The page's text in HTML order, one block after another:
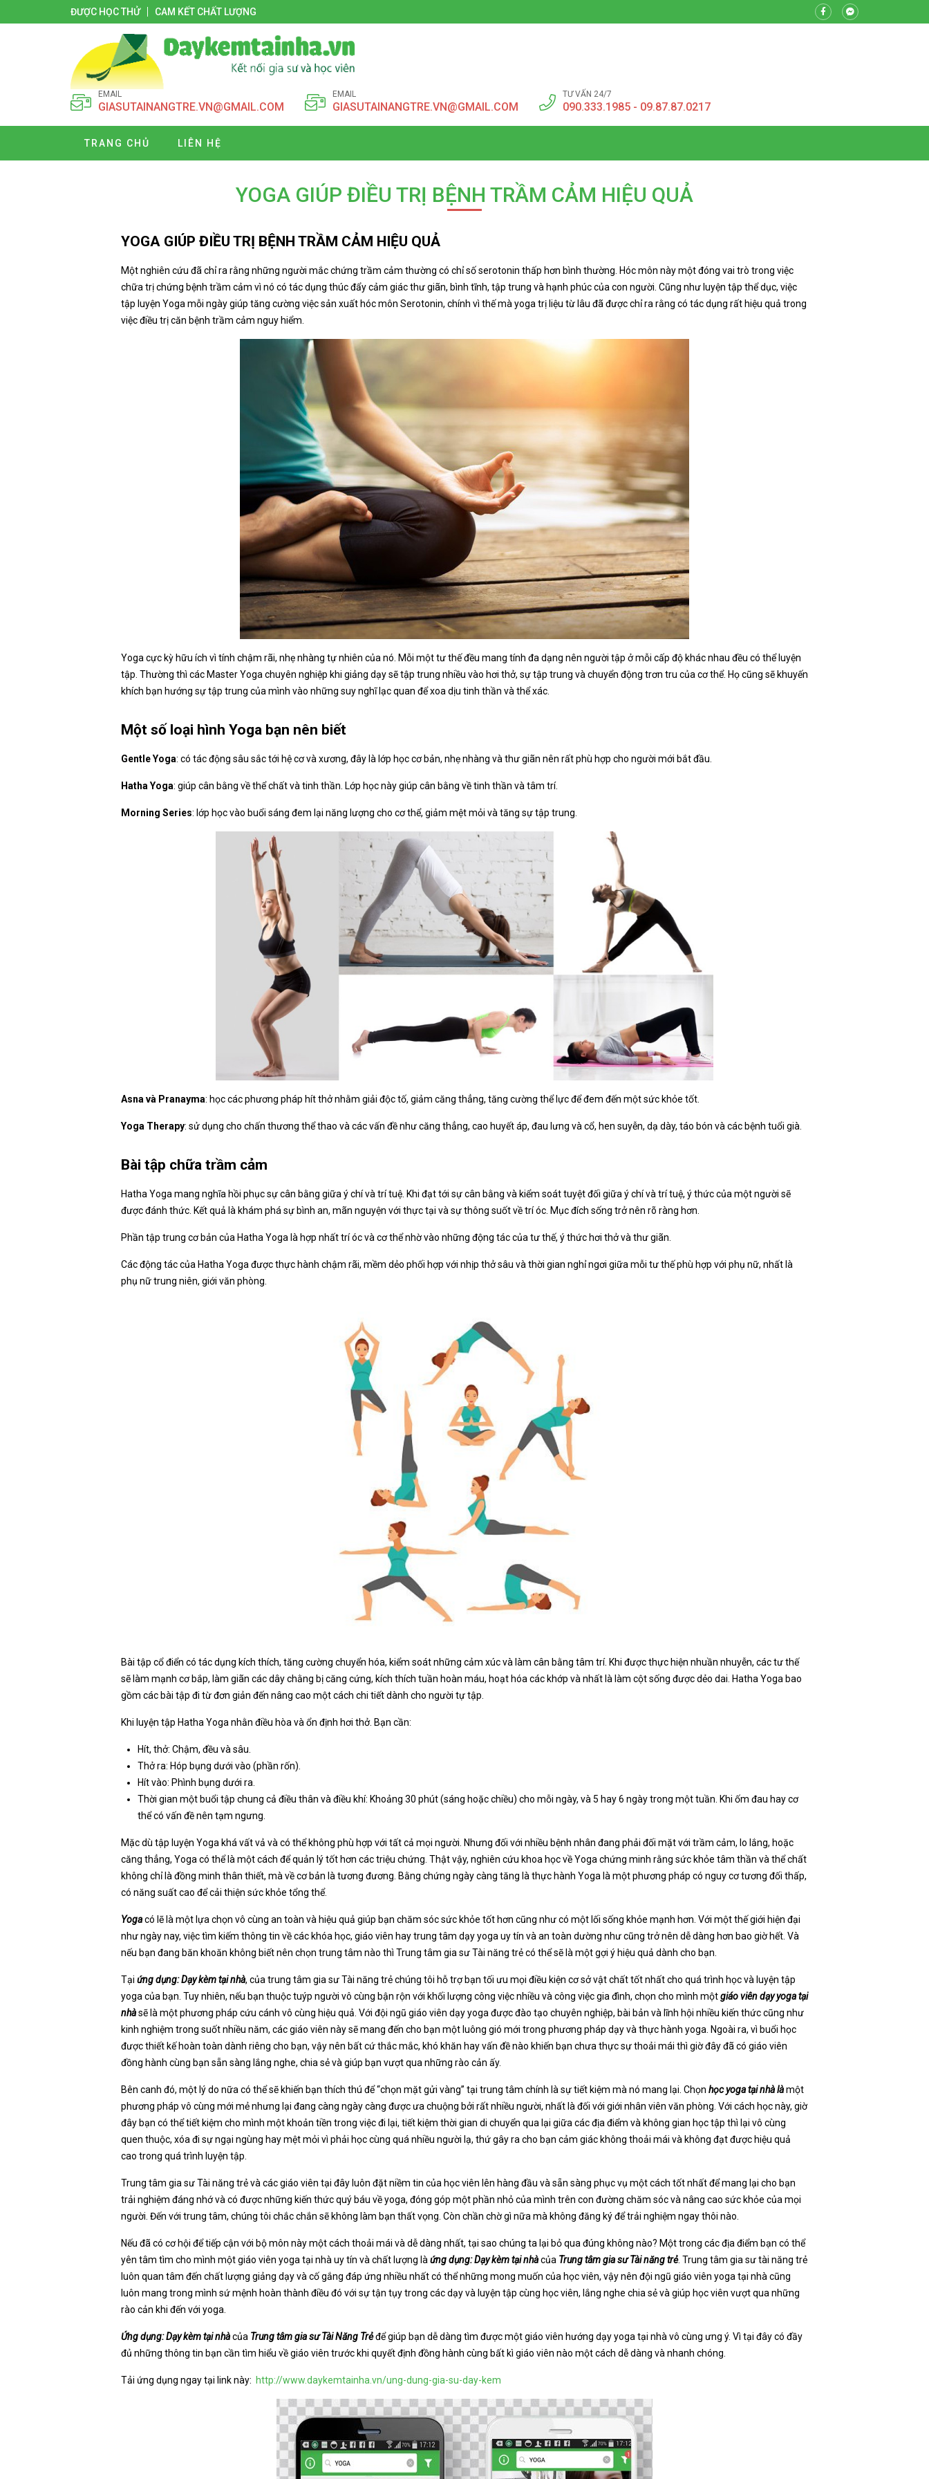
ĐƯỢC HỌC THỬ CAM KẾT CHẤT LƯỢNG
EMAIL
GIASUTAINANGTRE.VN@GMAIL.COM
EMAIL
GIASUTAINANGTRE.VN@GMAIL.COM
TƯ VẤN 24/7
090.333.1985 - 09.87.87.0217
TRANG CHỦ LIÊN HỆ
YOGA GIÚP ĐIỀU TRỊ BỆNH TRẦM CẢM HIỆU QUẢ
YOGA GIÚP ĐIỀU TRỊ BỆNH TRẦM CẢM HIỆU QUẢ
Một nghiên cứu đã chỉ ra rằng những người mắc chứng trầm cảm thường có chỉ số serotonin thấp hơn bình thường. Hóc môn này một đóng vai trò trong việc
chữa trị chứng bệnh trầm cảm vì nó có tác dụng thúc đẩy cảm giác thư giãn, bình tĩnh, tập trung và hạnh phúc của con người. Cũng như luyện tập thể dục, việc
tập luyện Yoga mỗi ngày giúp tăng cường việc sản xuất hóc môn Serotonin, chính vì thế mà yoga trị liệu từ lâu đã được chỉ ra rằng có tác dụng rất hiệu quả trong
việc điều trị căn bệnh trầm cảm nguy hiểm.
Yoga cực kỳ hữu ích vì tính chậm rãi, nhẹ nhàng tự nhiên của nó. Mỗi một tư thế đều mang tính đa dạng nên người tập ở mỗi cấp độ khác nhau đều có thể luyện
tập. Thường thì các Master Yoga chuyên nghiệp khi giảng dạy sẽ tập trung nhiều vào hơi thở, sự tập trung và chuyển động trơn tru của cơ thể. Họ cũng sẽ khuyến
khích bạn hướng sự tập trung của mình vào những suy nghĩ lạc quan để xoa dịu tinh thần và thể xác.
Một số loại hình Yoga bạn nên biết
Gentle Yoga: có tác động sâu sắc tới hệ cơ và xương, đây là lớp học cơ bản, nhẹ nhàng và thư giãn nên rất phù hợp cho người mới bắt đầu.
Hatha Yoga: giúp cân bằng về thể chất và tinh thần. Lớp học này giúp cân bằng về tinh thần và tâm trí.
Morning Series: lớp học vào buổi sáng đem lại năng lượng cho cơ thể, giảm mệt mỏi và tăng sự tập trung.
Asna và Pranayma: học các phương pháp hít thở nhằm giải độc tố, giảm căng thẳng, tăng cường thể lực để đem đến một sức khỏe tốt.
Yoga Therapy: sử dụng cho chấn thương thể thao và các vấn đề như căng thẳng, cao huyết áp, đau lưng và cổ, hen suyễn, dạ dày, táo bón và các bệnh tuổi già.
Bài tập chữa trầm cảm
Hatha Yoga mang nghĩa hồi phục sự cân bằng giữa ý chí và trí tuệ. Khi đạt tới sự cân bằng và kiểm soát tuyệt đối giữa ý chí và trí tuệ, ý thức của một người sẽ
được đánh thức. Kết quả là khám phá sự bình an, mãn nguyện với thực tại và sự thông suốt về trí óc. Mục đích sống trở nên rõ ràng hơn.
Phần tập trung cơ bản của Hatha Yoga là hợp nhất trí óc và cơ thể nhờ vào những động tác của tư thế, ý thức hơi thở và thư giãn.
Các động tác của Hatha Yoga được thực hành chậm rãi, mềm dẻo phối hợp với nhịp thở sâu và thời gian nghỉ ngơi giữa mỗi tư thế phù hợp với phụ nữ, nhất là
phụ nữ trung niên, giới văn phòng.
Bài tập cổ điển có tác dụng kích thích, tăng cường chuyển hóa, kiểm soát những cảm xúc và làm cân bằng tâm trí. Khi được thực hiện nhuần nhuyễn, các tư thế
sẽ làm mạnh cơ bắp, làm giãn các dây chằng bị căng cứng, kích thích tuần hoàn máu, hoạt hóa các khớp và nhất là làm cột sống được dẻo dai. Hatha Yoga bao
gồm các bài tập đi từ đơn giản đến nâng cao một cách chi tiết dành cho người tự tập.
Khi luyện tập Hatha Yoga nhằn điều hòa và ổn định hơi thở. Bạn cần:
Hít, thở: Chậm, đều và sâu.
Thở ra: Hóp bụng dưới vào (phần rốn).
Hít vào: Phình bụng dưới ra.
Thời gian một buổi tập chung cả điều thân và điều khí: Khoảng 30 phút (sáng hoặc chiều) cho mỗi ngày, và 5 hay 6 ngày trong một tuần. Khi ốm đau hay cơ
thể có vấn đề nên tạm ngưng.
Mặc dù tập luyện Yoga khá vất vả và có thể không phù hợp với tất cả mọi người. Nhưng đối với nhiều bệnh nhân đang phải đối mặt với trầm cảm, lo lắng, hoặc
căng thẳng, Yoga có thể là một cách để quản lý tốt hơn các triệu chứng. Thật vậy, nghiên cứu khoa học về Yoga chứng minh rằng sức khỏe tâm thần và thể chất
không chỉ là đồng minh thân thiết, mà về cơ bản là tương đương. Bằng chứng ngày càng tăng là thực hành Yoga là một phương pháp có nguy cơ tương đối thấp,
có năng suất cao để cải thiện sức khỏe tổng thể.
Yogacó lẽ là một lựa chọn vô cùng an toàn và hiệu quả giúp bạn chăm sóc sức khỏe tốt hơn cũng như có một lối sống khỏe mạnh hơn. Với một thế giới hiện đại
như ngày nay, việc tìm kiếm thông tin về các khóa học, giáo viên hay trung tâm dạy yoga uy tín và an toàn dường như cũng trở nên dễ dàng hơn bao giờ hết. Và
nếu bạn đang băn khoăn không biết nên chọn trung tâm nào thì Trung tâm gia sư Tài năng trẻ có thể sẽ là một gợi ý hiệu quả dành cho bạn.
Tại ứng dụng: Dạy kèm tại nhà, của trung tâm gia sư Tài năng trẻ chúng tôi hỗ trợ bạn tối ưu mọi điều kiện cơ sở vật chất tốt nhất cho quá trình học và luyện tập
yoga của bạn. Tuy nhiên, nếu bạn thuộc tuýp người vô cùng bận rộn với khối lượng công việc nhiều và công việc gia đình, chọn cho mình mộtgiáo viên dạy yoga tại
nhàsẽ là một phương pháp cứu cánh vô cùng hiệu quả. Với đội ngũ giáo viên dạy yoga được đào tạo chuyên nghiệp, bài bản và lĩnh hội nhiều kiến thức cũng như
kinh nghiệm trong suốt nhiều năm, các giáo viên này sẽ mang đến cho bạn một luông gió mới trong phương pháp dạy và thực hành yoga. Ngoài ra, vì buổi học
được thiết kế hoàn toàn dành riêng cho bạn, vậy nên bất cứ thắc mắc, khó khăn hay vấn đề nào khiến bạn chưa thực sự thoải mái thì giờ đây đã có giáo viên
đồng hành cùng bạn sẵn sàng lắng nghe, chia sẻ và giúp bạn vượt qua những rào cản ấy.
Bên canh đó, một lý do nữa có thể sẽ khiến bạn thích thú để “chọn mặt gửi vàng” tại trung tâm chính là sự tiết kiệm mà nó mang lại. Chọn học yoga tại nhà làmột
phương pháp vô cùng mới mẻ nhưng lại đang càng ngày càng được ưa chuộng bởi rất nhiều người, nhất là đối với giới nhân viên văn phòng. Với cách học này, giờ
đây bạn có thể tiết kiệm cho mình một khoản tiền trong việc đi lại, tiết kiệm thời gian di chuyển qua lại giữa các địa điểm và không gian học tập thì lại vô cùng
quen thuộc, xóa đi sự ngại ngùng hay mệt mỏi vì phải học cùng quá nhiều người lạ, thứ gây ra cho bạn cảm giác không thoải mái và không đạt được hiệu quả
cao trong quá trình luyện tập.
Trung tâm gia sư Tài năng trẻ và các giáo viên tại đây luôn đặt niềm tin của học viên lên hàng đầu và sẵn sàng phục vụ một cách tốt nhất để mang lại cho bạn
trải nghiệm đáng nhớ và có được những kiến thức quý báu về yoga, đóng góp một phần nhỏ của mình trên con đường chăm sóc và nâng cao sức khỏe của mọi
người. Đến với trung tâm, chúng tôi chắc chắn sẽ không làm bạn thất vọng. Còn chần chờ gì nữa mà không đăng ký để trải nghiệm ngay thôi nào.
Nếu đã có cơ hội để tiếp cận với bộ môn này một cách thoải mái và dễ dàng nhất, tại sao chúng ta lại bỏ qua đúng không nào? Một trong các địa điểm bạn có thể
yên tâm tìm cho mình một giáo viên yoga tại nhà uy tín và chất lượng là ứng dụng: Dạy kèm tại nhàcủa Trung tâm gia sư Tài năng trẻ. Trung tâm gia sư tài năng trẻ
luôn quan tâm đến chất lượng giảng dạy và cố gắng đáp ứng nhiều nhất có thể những mong muốn của học viên, vậy nên đội ngũ giáo viên yoga tại nhà cũng
luôn mang trong mình sứ mệnh hoàn thành điều đó với sự tận tụy trong các dạy và luyện tập cùng học viên, lắng nghe chia sẻ và giúp học viên vượt qua những
rào cản khi đến với yoga.
Ứng dụng: Dạy kèm tại nhàcủa Trung tâm gia sư Tài Năng Trẻđể giúp bạn dễ dàng tìm được một giáo viên hướng dạy yoga tại nhà vô cùng ưng ý. Vì tại đây có đầy
đủ những thông tin bạn cần tìm hiểu về giáo viên trước khi quyết định đồng hành cùng bất kì giáo viên nào một cách dễ dàng và nhanh chóng.
Tải ứng dụng ngay tại link này: http://www.daykemtainha.vn/ung-dung-gia-su-day-kem